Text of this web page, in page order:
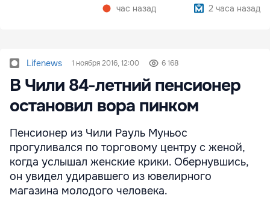
час назад
2 часа назад
Lifenews 1 ноября 2016, 12:00 6 168
В Чили 84-летний пенсионер
остановил вора пинком
Пенсионер из Чили Рауль Муньос
прогуливался по торговому центру с женой,
когда услышал женские крики. Обернувшись,
он увидел удиравшего из ювелирного
магазина молодого человека.